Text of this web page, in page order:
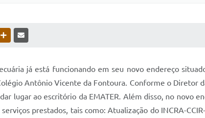
OUTRAS MÍDIAS
já está funcionando em seu novo endereço
Antônio Vicente da Fontoura. Conforme o Diretor
lugar ao escritório da EMATER. Além disso, no novo
prestados, tais como: Atualização do INCRA-